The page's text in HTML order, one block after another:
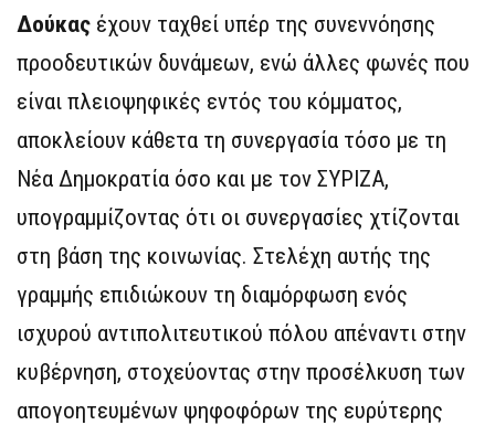
Δούκας έχουν ταχθεί υπέρ της συνεννόησης
προοδευτικών δυνάμεων, ενώ άλλες φωνές που
είναι πλειοψηφικές εντός του κόμματος,
αποκλείουν κάθετα τη συνεργασία τόσο με τη
Νέα Δημοκρατία όσο και με τον ΣΥΡΙΖΑ,
υπογραμμίζοντας ότι οι συνεργασίες χτίζονται
στη βάση της κοινωνίας. Στελέχη αυτής της
γραμμής επιδιώκουν τη διαμόρφωση ενός
ισχυρού αντιπολιτευτικού πόλου απέναντι στην
κυβέρνηση, στοχεύοντας στην προσέλκυση των
απογοητευμένων ψηφοφόρων της ευρύτερης